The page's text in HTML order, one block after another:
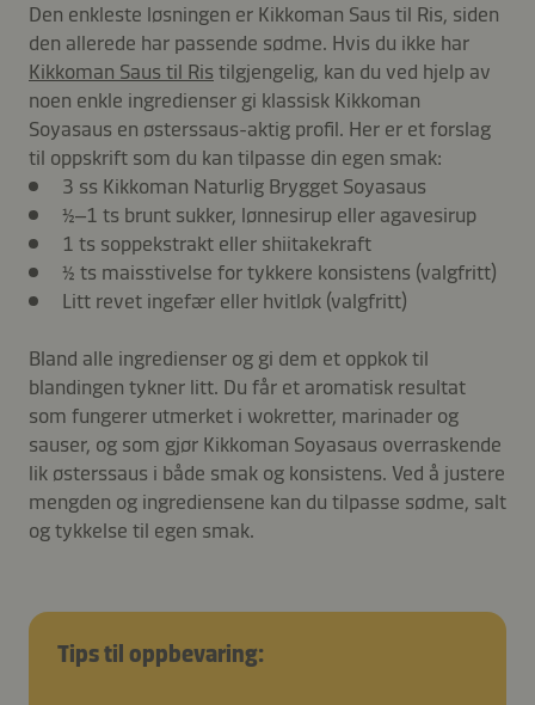
Den enkleste løsningen er Kikkoman Saus til Ris, siden
den allerede har passende sødme. Hvis du ikke har
Kikkoman Saus til Ris tilgjengelig, kan du ved hjelp av
noen enkle ingredienser gi klassisk Kikkoman
Soyasaus en østerssaus-aktig profil. Her er et forslag
til oppskrift som du kan tilpasse din egen smak:
3 ss Kikkoman Naturlig Brygget Soyasaus
½–1 ts brunt sukker, lønnesirup eller agavesirup
1 ts soppekstrakt eller shiitakekraft
½ ts maisstivelse for tykkere konsistens (valgfritt)
Litt revet ingefær eller hvitløk (valgfritt)
Bland alle ingredienser og gi dem et oppkok til
blandingen tykner litt. Du får et aromatisk resultat
som fungerer utmerket i wokretter, marinader og
sauser, og som gjør Kikkoman Soyasaus overraskende
lik østerssaus i både smak og konsistens. Ved å justere
mengden og ingrediensene kan du tilpasse sødme, salt
og tykkelse til egen smak.
Tips til oppbevaring: